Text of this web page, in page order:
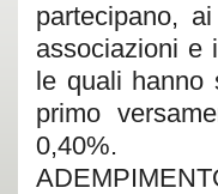
partecipano,
associazioni e
le quali hanno
primo
0,40%.